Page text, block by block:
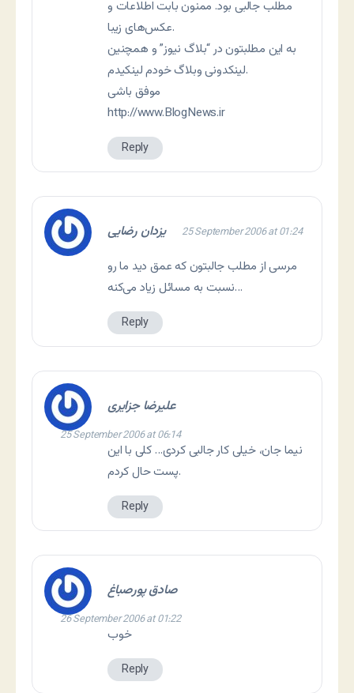
مطلب جالبی بود. ممنون بابت اطلاعات و
عکس‌های زيبا.
به اين مطلبتون در “بلاگ نيوز” و همچنين
لينکدونی وبلاگ خودم لينکيدم.
موفق باشی
http://www.BlogNews.ir
Reply
يزدان رضايی 25 September 2006 at 01:24
مرسی از مطلب جالبتون که عمق ديد ما رو
نسبت به مسائل زياد می‌کنه…
Reply
علیرضا جزایری
25 September 2006 at 06:14
نیما جان، خیلی کار جالبی کردی… کلی با این
پست حال کردم.
Reply
صادق پورصباغ
26 September 2006 at 01:22
خوب
Reply